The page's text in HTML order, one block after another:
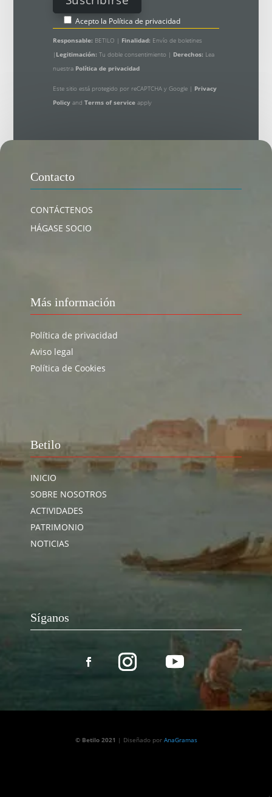
Acepto la Política de privacidad
Responsable: BETILO | Finalidad: Envío de boletines
| Legitimación: Tu doble consentimiento | Derechos: Lea
nuestra Política de privacidad
Este sitio está protegido por reCAPTCHA y Google | Privacy
Policy and Terms of serviceapply
Contacto
CONTÁCTENOS
HÁGASE SOCIO
Más información
Política de privacidad
Aviso legal
Política de Cookies
Betilo
INICIO
SOBRE NOSOTROS
ACTIVIDADES
PATRIMONIO
NOTICIAS
Síganos
© Betilo 2021 | Diseñado por AnaGramas